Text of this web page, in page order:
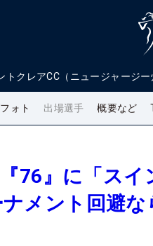
トクレアCC（ニュージャージー
ォト 出場選手 概要など
76』に「スイ
メント回避な